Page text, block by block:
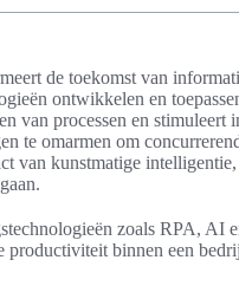
de toekomst van
ontwikkelen en
van processen en stimuleert
te omarmen om
van kunstmatige
zoals RPA, AI
productiviteit binnen een